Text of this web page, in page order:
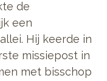
de
een
Hij keerde in
missiepost in
met bisschop